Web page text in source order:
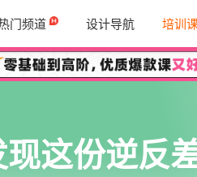
门频道 设计导航 培训
这份逆反